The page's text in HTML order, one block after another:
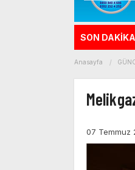
SON DAKİKA
Anasayfa
07 Temmuz